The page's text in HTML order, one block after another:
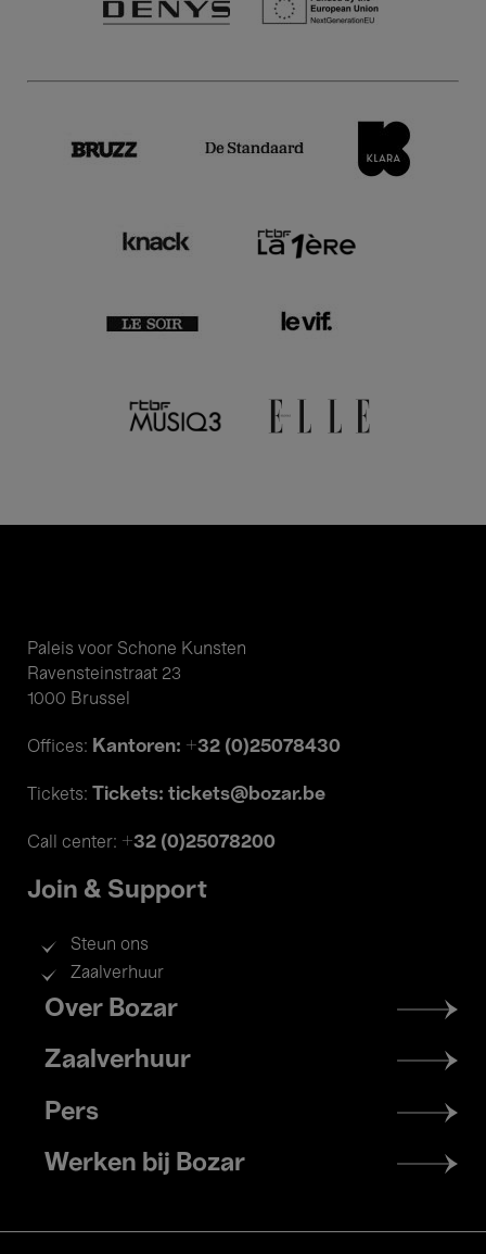
Paleis voor Schone Kunsten
Ravensteinstraat 23
1000 Brussel
Offices: Kantoren: +32 (0)25078430
Tickets: Tickets: tickets@bozar.be
Call center: +32 (0)25078200
Join & Support
Steun ons
Zaalverhuur
Footer
menu
Over Bozar
Zaalverhuur
Pers
Werken bij Bozar